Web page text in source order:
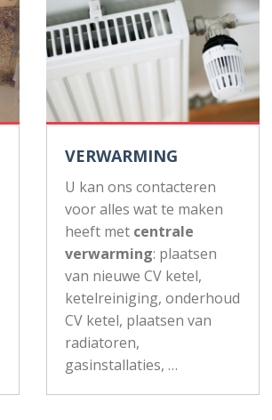
VERWARMING
U kan ons contacteren
voor alles wat te maken
heeft met centrale
verwarming: plaatsen
van nieuwe CV ketel,
ketelreiniging, onderhoud
CV ketel, plaatsen van
radiatoren,
gasinstallaties, …